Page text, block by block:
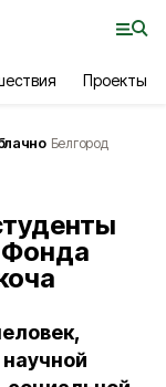
Проекты
Белгород
Фонда